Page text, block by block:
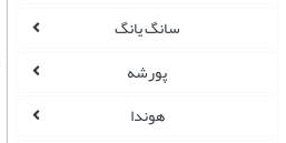
سانگ یانگ
پورشه
هوندا